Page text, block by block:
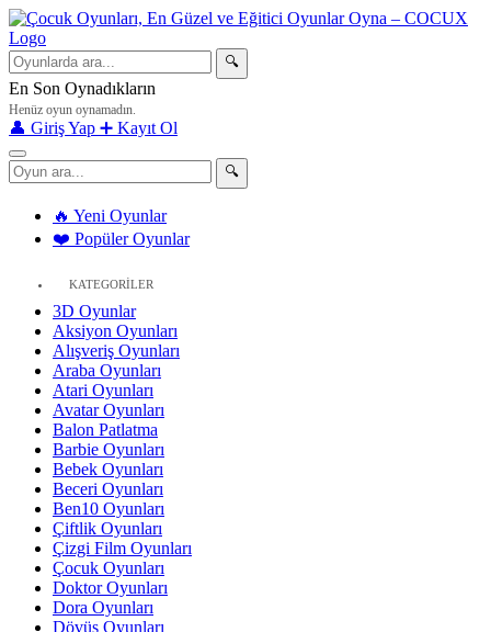
🔍
En Son Oynadıkların
Henüz oyun oynamadın.
👤 Giriş Yap ➕ Kayıt Ol
🔍
🔥 Yeni Oyunlar
❤️ Popüler Oyunlar
KATEGORİLER
3D Oyunlar
Aksiyon Oyunları
Alışveriş Oyunları
Araba Oyunları
Atari Oyunları
Avatar Oyunları
Balon Patlatma
Barbie Oyunları
Bebek Oyunları
Beceri Oyunları
Ben10 Oyunları
Çiftlik Oyunları
Çizgi Film Oyunları
Çocuk Oyunları
Doktor Oyunları
Dora Oyunları
Dövüş Oyunları